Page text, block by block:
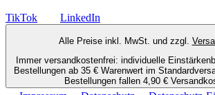
TikTok LinkedIn
Alle Preise inkl. MwSt. und zzgl.
Immer versandkostenfrei: individuelle
Bestellungen ab 35 € Warenwert im
Bestellungen fallen 4,90 €